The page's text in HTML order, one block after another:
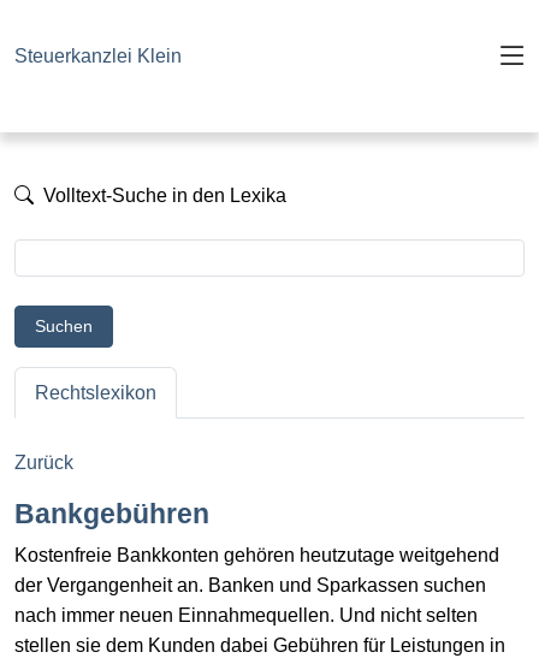
Steuerkanzlei Klein
Volltext-Suche in den Lexika
Suchen
Rechtslexikon
Zurück
Bankgebühren
Kostenfreie Bankkonten gehören heutzutage weitgehend
der Vergangenheit an. Banken und Sparkassen suchen
nach immer neuen Einnahmequellen. Und nicht selten
stellen sie dem Kunden dabei Gebühren für Leistungen in